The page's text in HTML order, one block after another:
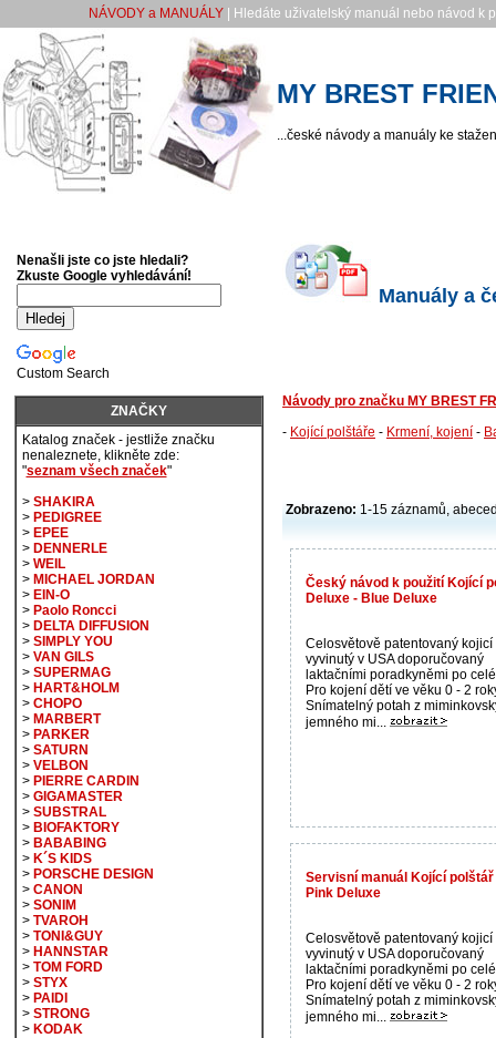
NÁVODY a MANUÁLY| Hledáte uživatelský manuál nebo návod k
MY BREST
...české návody a manuály ke
Manuály a
Návody pro značku MY BREST
- Kojící polštáře - Krmení, kojení -
Zobrazeno: 1-15 záznamů,
Český návod k použití Kojící
Deluxe - Blue Deluxe
Celosvětově patentovaný kojicí
vyvinutý v USA doporučovaný
laktačními poradkyněmi po
Pro kojení dětí ve věku 0 - 2
Snímatelný potah z
jemného mi...
Servisní manuál Kojící polštář
Pink Deluxe
Celosvětově patentovaný kojicí
vyvinutý v USA doporučovaný
laktačními poradkyněmi po
Pro kojení dětí ve věku 0 - 2
Snímatelný potah z
jemného mi...
Nenašli jste co jste hledali?
Zkuste Google vyhledávání!
Custom Search
ZNAČKY
Katalog značek - jestliže značku
nenaleznete, klikněte zde:
"seznam všech značek"
> SHAKIRA
> PEDIGREE
> EPEE
> DENNERLE
> WEIL
> MICHAEL JORDAN
> EIN-O
> Paolo Roncci
> DELTA DIFFUSION
> SIMPLY YOU
> VAN GILS
> SUPERMAG
> HART&HOLM
> CHOPO
> MARBERT
> PARKER
> SATURN
> VELBON
> PIERRE CARDIN
> GIGAMASTER
> SUBSTRAL
> BIOFAKTORY
> BABABING
> K´S KIDS
> PORSCHE DESIGN
> CANON
> SONIM
> TVAROH
> TONI&GUY
> HANNSTAR
> TOM FORD
> STYX
> PAIDI
> STRONG
> KODAK